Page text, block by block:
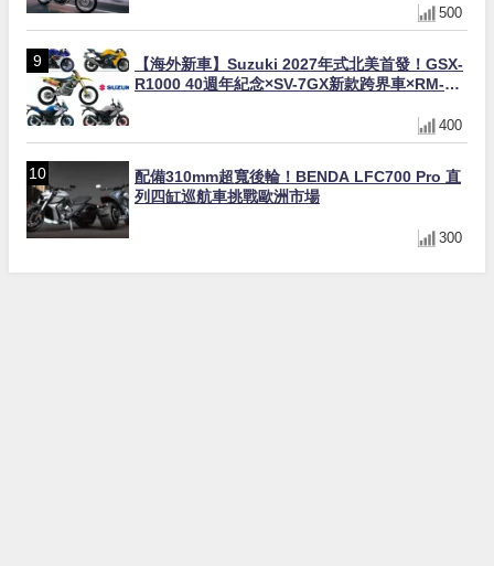
500
【海外新車】Suzuki 2027年式北美首發！GSX-
R1000 40週年紀念×SV-7GX新款跨界車×RM-
400
配備310mm超寬後輪！BENDA LFC700 Pro 直
列四缸巡航車挑戰歐洲市場
300